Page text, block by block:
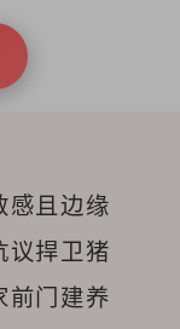
感且边缘
议捍卫猪
前门建养